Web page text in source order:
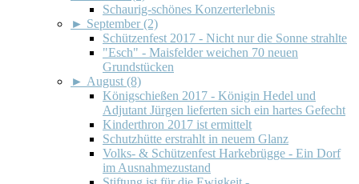
Schaurig-schönes Konzerterlebnis
► September (2)
Schützenfest 2017 - Nicht nur die Sonne strahlte
"Esch" - Maisfelder weichen 70 neuen
Grundstücken
► August (8)
Königschießen 2017 - Königin Hedel und
Adjutant Jürgen lieferten sich ein hartes Gefecht
Kinderthron 2017 ist ermittelt
Schutzhütte erstrahlt in neuem Glanz
Volks- & Schützenfest Harkebrügge - Ein Dorf
im Ausnahmezustand